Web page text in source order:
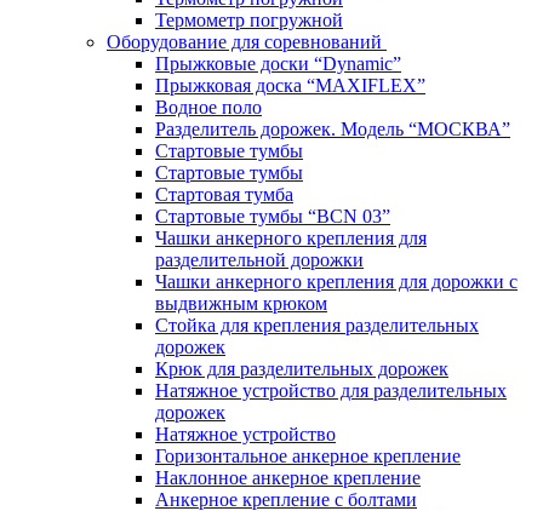
Термометр погружной
Оборудование для соревнований
Прыжковые доски “Dynamic”
Прыжковая доска “MAXIFLEX”
Водное поло
Разделитель дорожек. Модель “МОСКВА”
Стартовые тумбы
Стартовые тумбы
Стартовая тумба
Стартовые тумбы “BCN 03”
Чашки анкерного крепления для
разделительной дорожки
Чашки анкерного крепления для дорожки с
выдвижным крюком
Стойка для крепления разделительных
дорожек
Крюк для разделительных дорожек
Натяжное устройство для разделительных
дорожек
Натяжное устройство
Горизонтальное анкерное крепление
Наклонное анкерное крепление
Анкерное крепление с болтами